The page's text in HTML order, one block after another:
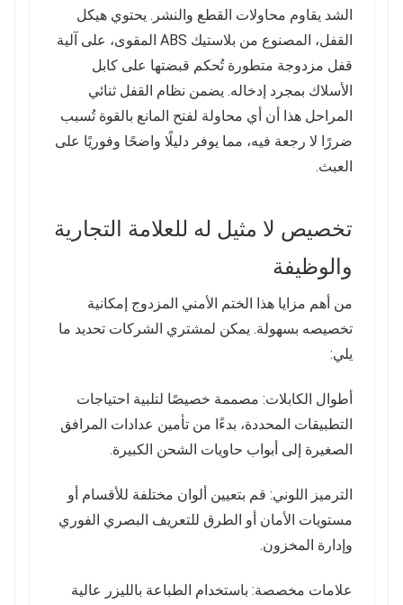
الشد يقاوم محاولات القطع والنشر. يحتوي هيكل
القفل، المصنوع من بلاستيك ABS المقوى، على آلية
قفل مزدوجة متطورة تُحكم قبضتها على كابل
الأسلاك بمجرد إدخاله. يضمن نظام القفل ثنائي
المراحل هذا أن أي محاولة لفتح المانع بالقوة تُسبب
ضررًا لا رجعة فيه، مما يوفر دليلًا واضحًا وفوريًا على
العبث.
تخصيص لا مثيل له للعلامة التجارية
والوظيفة
من أهم مزايا هذا الختم الأمني ​​المزدوج إمكانية
تخصيصه بسهولة. يمكن لمشتري الشركات تحديد ما
يلي:
أطوال الكابلات: مصممة خصيصًا لتلبية احتياجات
التطبيقات المحددة، بدءًا من تأمين عدادات المرافق
الصغيرة إلى أبواب حاويات الشحن الكبيرة.
الترميز اللوني: قم بتعيين ألوان مختلفة للأقسام أو
مستويات الأمان أو الطرق للتعريف البصري الفوري
وإدارة المخزون.
علامات مخصصة: باستخدام الطباعة بالليزر عالية